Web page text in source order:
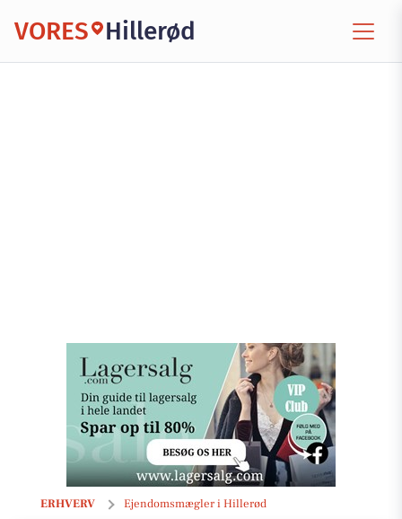
VORES Hillerød
ERHVERV Ejendomsmægler i Hillerød
E/F Lyngparken